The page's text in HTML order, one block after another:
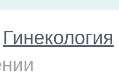
Гинекология